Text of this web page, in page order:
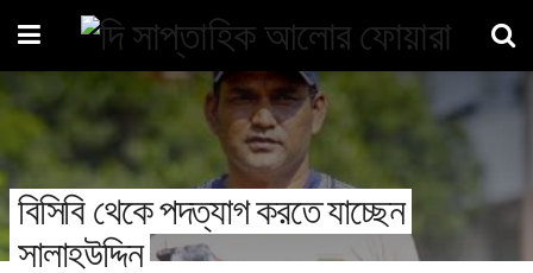
বিসিবি থেকে পদত্যাগ করতে যাচ্ছেন
সালাহউদ্দিন